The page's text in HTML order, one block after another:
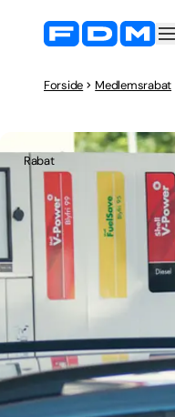
Forside Medlemsrabat
Rabat